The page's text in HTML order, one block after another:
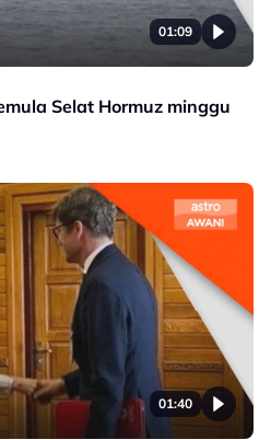
01:09
Selat Hormuz minggu
01:40